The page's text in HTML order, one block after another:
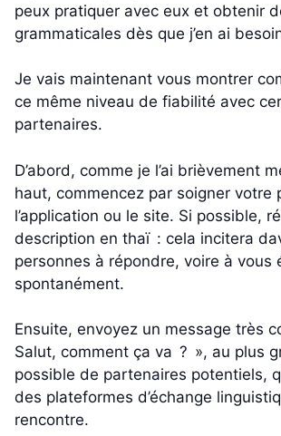
peux pratiquer avec eux et obtenir
grammaticales dès que j’en ai
Je vais maintenant vous montrer
ce même niveau de fiabilité avec
partenaires.
D’abord, comme je l’ai brièvement
haut, commencez par soigner votre
l’application ou le site. Si possible,
description en thaï : cela incitera
personnes à répondre, voire à vous
spontanément.
Ensuite, envoyez un message très
Salut, comment ça va ? », au plus
possible de partenaires potentiels,
des plateformes d’échange
rencontre.